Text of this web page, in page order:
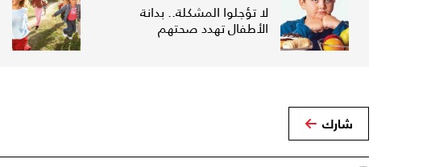
لا تؤجلوا المشكلة.. بدانة
الأطفال تهدد صحتهم
شارك